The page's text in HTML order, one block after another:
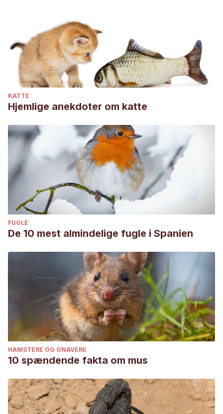
Affinity-petcare. Dermatitis en gatos: Dermatitis miliar felina,
posibles causas.
KATTE
Hjemlige anekdoter om katte
FUGLE
De 10 mest almindelige fugle i Spanien
HAMSTERE OG GNAVERE
10 spændende fakta om mus